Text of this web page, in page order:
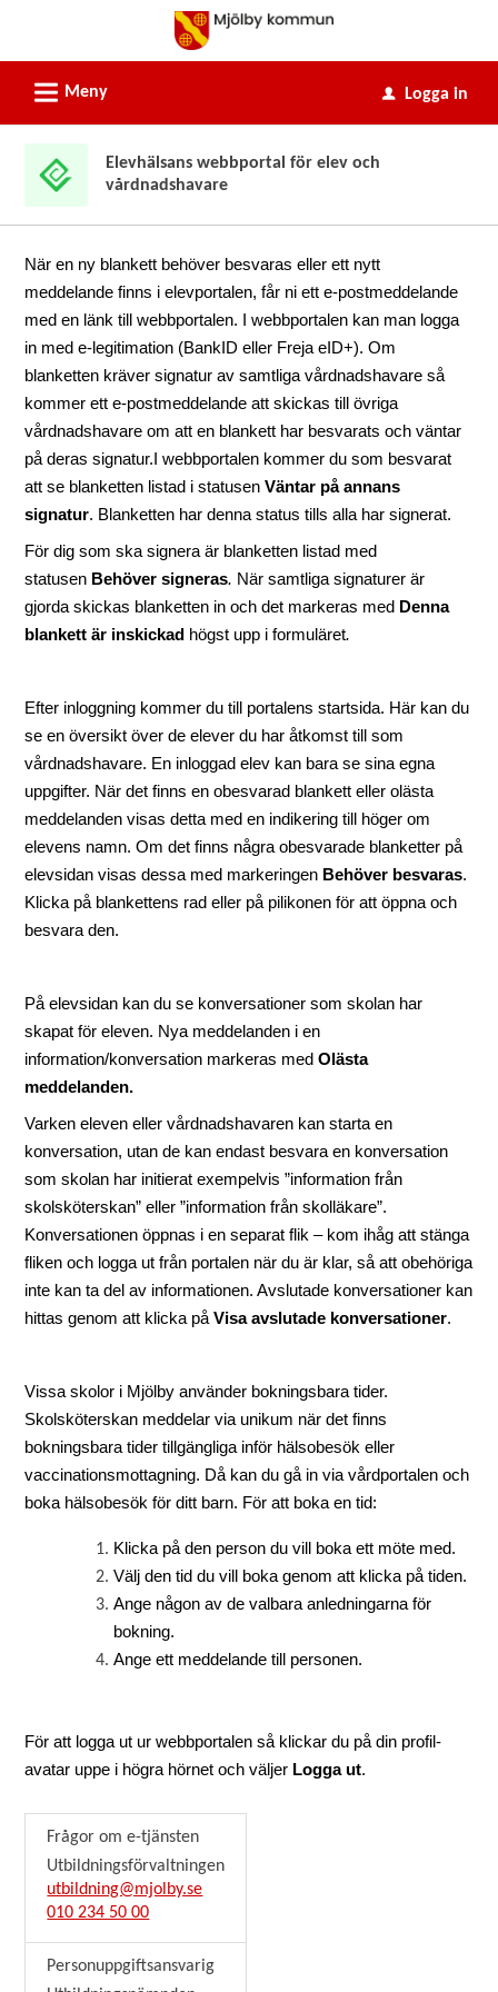
tjänster
Mjölby
L Meny u Logga in
Elevhälsans webbportal för elev och
vårdnadshavare
När en ny blankett behöver besvaras eller ett nytt
meddelande finns i elevportalen, får ni ett e-postmeddelande
med en länk till webbportalen. I webbportalen kan man logga
in med e-legitimation (BankID eller Freja eID+). Om
blanketten kräver signatur av samtliga vårdnadshavare så
kommer ett e-postmeddelande att skickas till övriga
vårdnadshavare om att en blankett har besvarats och väntar
på deras signatur.I webbportalen kommer du som besvarat
att se blanketten listad i statusenVäntar på annans
signatur. Blanketten har denna status tills alla har signerat.
För dig som ska signera är blanketten listad med
statusen Behöver signeras. När samtliga signaturer är
gjorda skickas blanketten in och det markeras med Denna
blankett är inskickad högst upp i formuläret.
Efter inloggning kommer du till portalens startsida. Här kan du
se en översikt över de elever du har åtkomst till som
vårdnadshavare. En inloggad elev kan bara se sina egna
uppgifter. När det finns en obesvarad blankett eller olästa
meddelanden visas detta med en indikering till höger om
elevens namn. Om det finns några obesvarade blanketter på
elevsidan visas dessa med markeringen Behöver besvaras.
Klicka på blankettens rad eller på pilikonen för att öppna och
besvara den.
På elevsidan kan du se konversationer som skolan har
skapat för eleven. Nya meddelanden i en
information/konversation markeras medOlästa
meddelanden.
Varken eleven eller vårdnadshavaren kan starta en
konversation, utan de kan endast besvara en konversation
som skolan har initierat exempelvis ”information från
skolsköterskan” eller ”information från skolläkare”.
Konversationen öppnas i en separat flik – kom ihåg att stänga
fliken och logga ut från portalen när du är klar, så att obehöriga
inte kan ta del av informationen. Avslutade konversationer kan
hittas genom att klicka påVisa avslutade konversationer.
Vissa skolor i Mjölby använder bokningsbara tider.
Skolsköterskan meddelar via unikum när det finns
bokningsbara tider tillgängliga inför hälsobesök eller
vaccinationsmottagning. Då kan du gå in via vårdportalen och
boka hälsobesök för ditt barn. För att boka en tid:
Klicka på den person du vill boka ett möte med.
Välj den tid du vill boka genom att klicka på tiden.
Ange någon av de valbara anledningarna för
bokning.
Ange ett meddelande till personen.
För att logga ut ur webbportalen så klickar du på din profil-
avatar uppe i högra hörnet och väljer Logga ut.
Frågor om e-tjänsten
Utbildningsförvaltningen
utbildning@mjolby.se
010 234 50 00
Personuppgiftsansvarig